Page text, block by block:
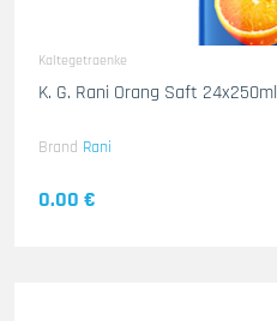
Kaltegetraenke
K. G. Rani Orang Saft 24x250ml
Brand Rani
0.00 €